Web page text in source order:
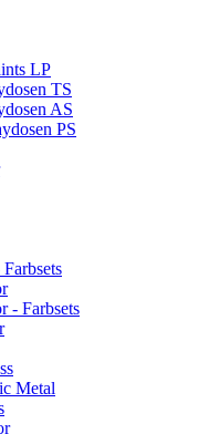
LP
TS
AS
PS
- Farbsets
Metal